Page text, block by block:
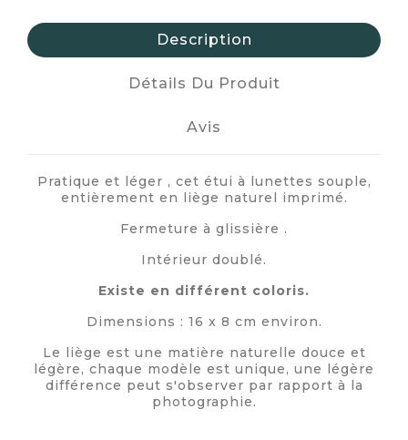
Description
Détails Du Produit
Avis
Pratique et léger , cet étui à lunettes souple,
entièrement en liège naturel imprimé.
Fermeture à glissière .
Intérieur doublé.
Existe en différent coloris.
Dimensions : 16 x 8 cm environ.
Le liège est une matière naturelle douce et
légère, chaque modèle est unique, une légère
différence peut s'observer par rapport à la
photographie.